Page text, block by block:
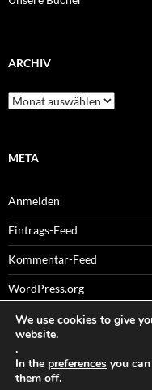
ARCHIV
Archiv
META
Anmelden
Eintrags-Feed
Kommentar-Feed
WordPress.org
Sitemaps
We use cookies to give
website.
.
In the preferences you
them off.